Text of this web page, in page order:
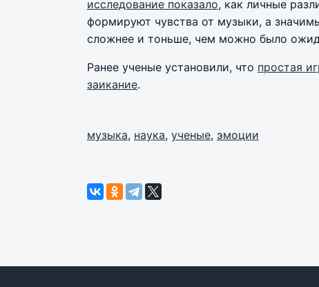
исследование показало, как личные
формируют чувства от музыки, а
сложнее и тоньше, чем можно было
Ранее ученые установили, что простая
заикание.
музыка, наука, ученые, эмоции